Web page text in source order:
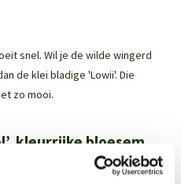
snel. Wil je de wilde wingerd
de klei bladige 'Lowii'. Die
zo mooi.
kleurrijke bloesem
met kleine oranje en